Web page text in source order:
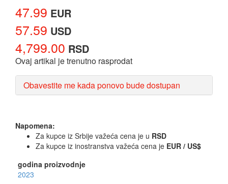
47.99 EUR
57.59 USD
4,799.00 RSD
Ovaj artikal je trenutno rasprodat
Obavestite me kada ponovo bude dostupan
Napomena:
Za kupce iz Srbije važeća cena je u RSD
Za kupce iz inostranstva važeća cena je EUR / US$
godina proizvodnje
2023